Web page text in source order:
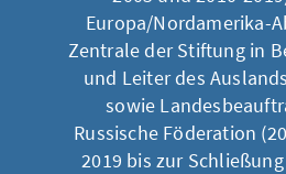
Europa/Nordamerika-
Zentrale der Stiftung in
und Leiter des
sowie
Russische Föderation
2019 bis zur